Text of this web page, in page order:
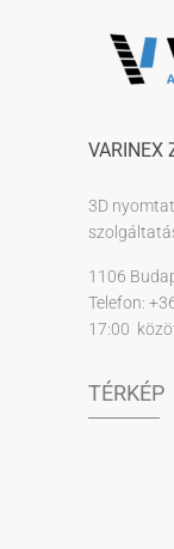
VARINEX
3D
1106
Telefon:
17:00
TÉRKÉP